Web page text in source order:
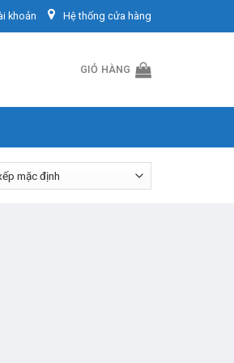
khoản Hệ thống cửa hàng
GIỎ HÀNG